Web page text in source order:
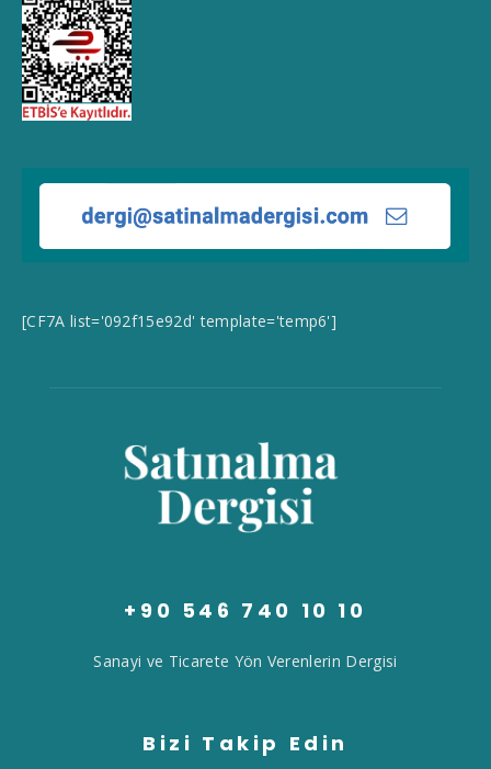
[CF7A list='092f15e92d' template='temp6']
+90 546 740 10 10
Sanayi ve Ticarete Yön Verenlerin Dergisi
Bizi Takip Edin